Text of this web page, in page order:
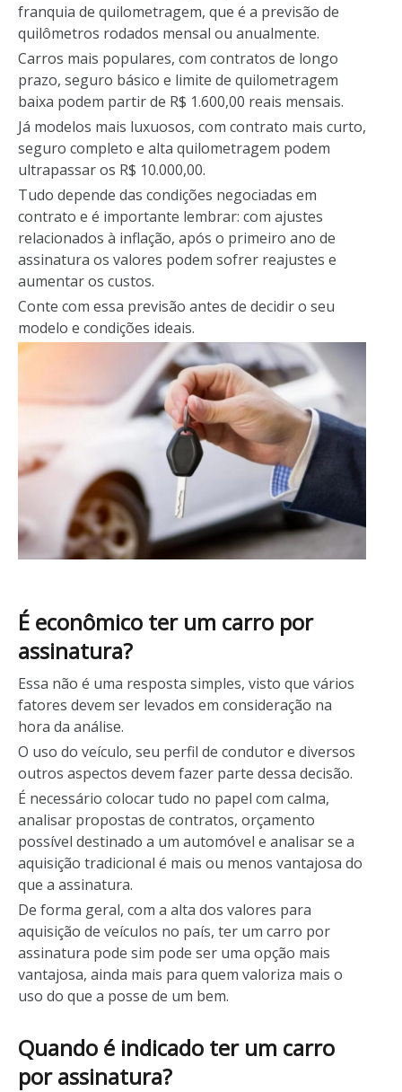
franquia de quilometragem, que é a previsão de
quilômetros rodados mensal ou anualmente.
Carros mais populares, com contratos de longo
prazo, seguro básico e limite de quilometragem
baixa podem partir de R$ 1.600,00 reais mensais.
Já modelos mais luxuosos, com contrato mais curto,
seguro completo e alta quilometragem podem
ultrapassar os R$ 10.000,00.
Tudo depende das condições negociadas em
contrato e é importante lembrar: com ajustes
relacionados à inflação, após o primeiro ano de
assinatura os valores podem sofrer reajustes e
aumentar os custos.
Conte com essa previsão antes de decidir o seu
modelo e condições ideais.
É econômico ter um carro por
assinatura?
Essa não é uma resposta simples, visto que vários
fatores devem ser levados em consideração na
hora da análise.
O uso do veículo, seu perfil de condutor e diversos
outros aspectos devem fazer parte dessa decisão.
É necessário colocar tudo no papel com calma,
analisar propostas de contratos, orçamento
possível destinado a um automóvel e analisar se a
aquisição tradicional é mais ou menos vantajosa do
que a assinatura.
De forma geral, com a alta dos valores para
aquisição de veículos no país, ter um carro por
assinatura pode sim pode ser uma opção mais
vantajosa, ainda mais para quem valoriza mais o
uso do que a posse de um bem.
Quando é indicado ter um carro
por assinatura?